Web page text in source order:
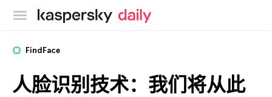
卡巴斯基官方博客
FindFace
人脸识别技术：我们将从此